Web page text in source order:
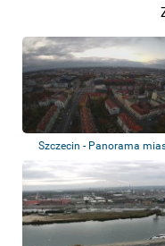
Szczecin - Panorama